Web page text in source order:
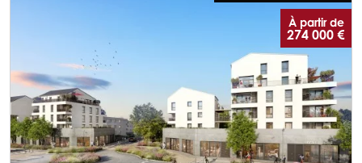
À partir de
274 000 €